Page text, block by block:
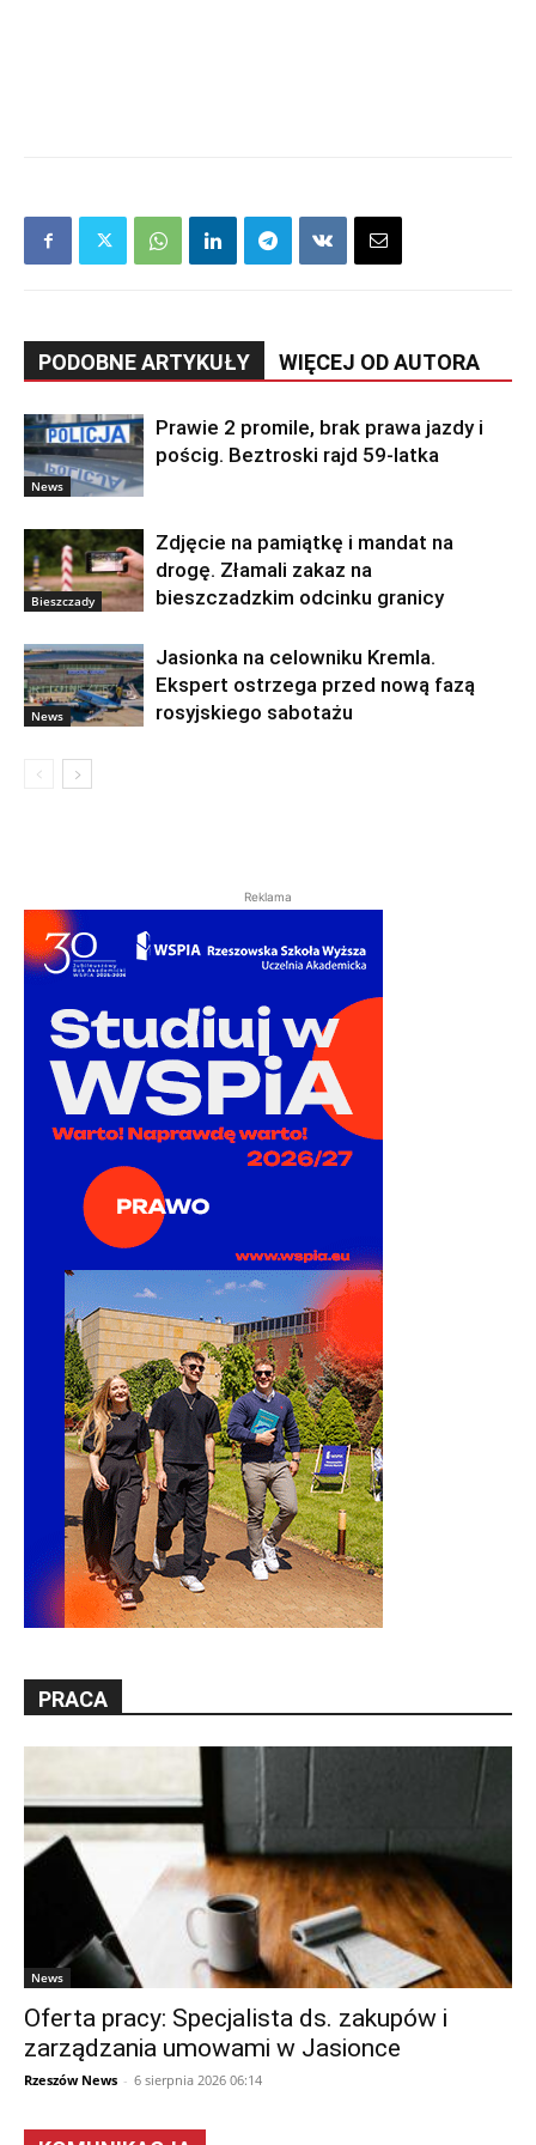
PODOBNE ARTYKUŁY WIĘCEJ OD AUTORA
News
Prawie 2 promile, brak prawa jazdy i
pościg. Beztroski rajd 59-latka
Bieszczady
Zdjęcie na pamiątkę i mandat na
drogę. Złamali zakaz na
bieszczadzkim odcinku granicy
News
Jasionka na celowniku Kremla.
Ekspert ostrzega przed nową fazą
rosyjskiego sabotażu
Reklama
PRACA
News
Oferta pracy: Specjalista ds. zakupów i
zarządzania umowami w Jasionce
Rzeszów News - 6 sierpnia 2026 06:14